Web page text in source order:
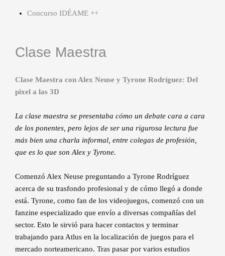
Concurso IDÉAME ++
Clase Maestra
Clase Maestra con Alex Neuse y Tyrone Rodríguez: Del
pixel a las 3D
La clase maestra se presentaba cómo un debate cara a cara
de los ponentes, pero lejos de ser una rigurosa lectura fue
más bien una charla informal, entre colegas de profesión,
que es lo que son Alex y Tyrone.
Comenzó Alex Neuse preguntando a Tyrone Rodríguez
acerca de su trasfondo profesional y de cómo llegó a donde
está. Tyrone, como fan de los videojuegos, comenzó con un
fanzine especializado que envío a diversas compañías del
sector. Esto le sirvió para hacer contactos y terminar
trabajando para Atlus en la localización de juegos para el
mercado norteamericano. Tras pasar por varios estudios